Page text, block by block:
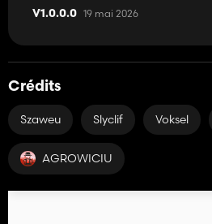
V1.0.0.0 19 mai 2026
Crédits
Szaweu Slyclif Voksel
AGROWICIU